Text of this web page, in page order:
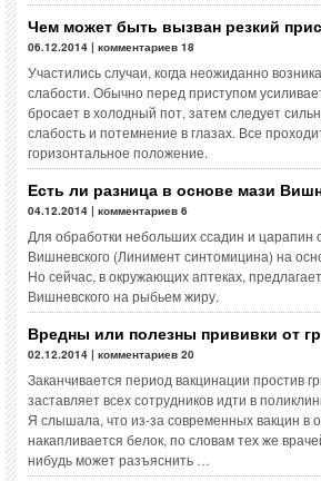
Чем может быть вызван резкий
06.12.2014 | комментариев 18
Участились случаи, когда неожиданно
слабости. Обычно перед приступом
бросает в холодный пот, затем следует
слабость и потемнение в глазах. Все
горизонтальное положение.
Есть ли разница в основе мази
04.12.2014 | комментариев 6
Для обработки небольших ссадин и царапин
Вишневского (Линимент синтомицина) на
Но сейчас, в окружающих аптеках,
Вишневского на рыбьем жиру.
Вредны или полезны прививки от
02.12.2014 | комментариев 20
Заканчивается период вакцинации простив
заставляет всех сотрудников идти в
Я слышала, что из-за современных вакцин в
накапливается белок, по словам тех же
нибудь может разъяснить …